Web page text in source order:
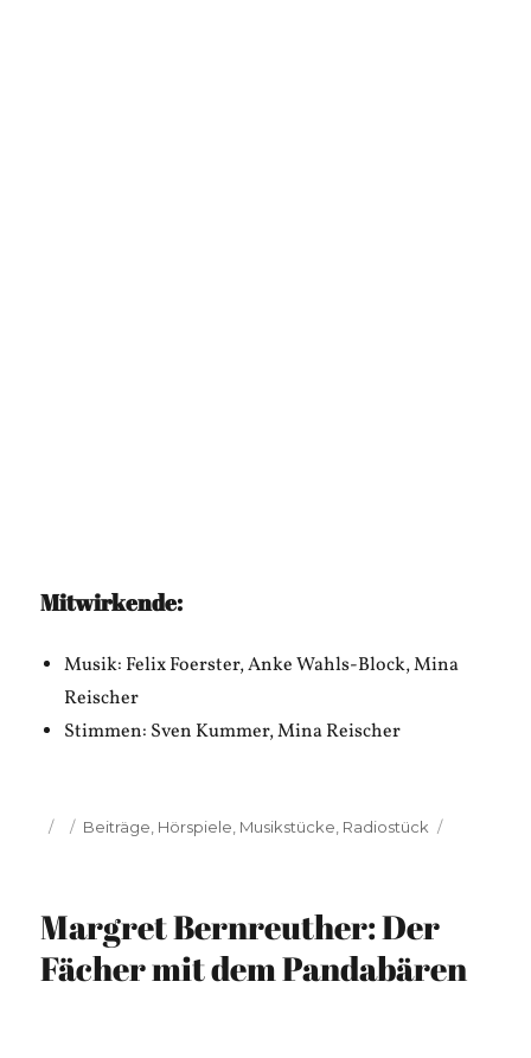
Mitwirkende:
Musik: Felix Foerster, Anke Wahls-Block, Mina
Reischer
Stimmen: Sven Kummer, Mina Reischer
Veröffentlicht
Kategorien
Beiträge Hörspiele Musikstücke Radiostück
Margret Bernreuther: Der
Fächer mit dem Pandabären